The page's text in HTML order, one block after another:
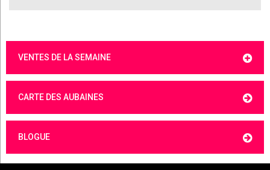
VENTES DE LA SEMAINE
CARTE DES AUBAINES
BLOGUE